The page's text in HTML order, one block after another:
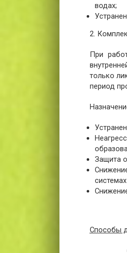
водах;
2.
При
только
период
Защита
Способы